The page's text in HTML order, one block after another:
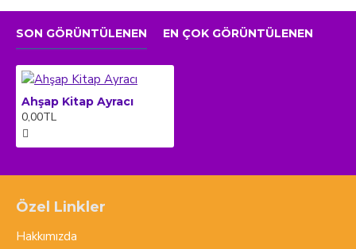
SON GÖRÜNTÜLENEN EN ÇOK GÖRÜNTÜLENEN
Ahşap Kitap Ayracı
0,00TL
Özel Linkler
Hakkımızda